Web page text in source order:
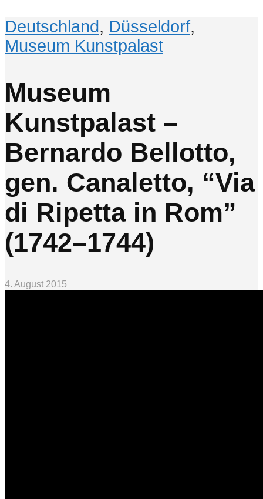
Deutschland, Düsseldorf,
Museum Kunstpalast
Museum
Kunstpalast –
Bernardo Bellotto,
gen. Canaletto, “Via
di Ripetta in Rom”
(1742–1744)
4. August 2015